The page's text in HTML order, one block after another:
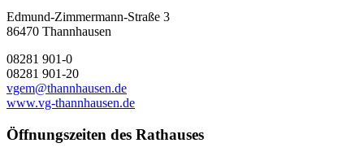
Edmund-Zimmermann-Straße 3
86470 Thannhausen
08281 901-0
08281 901-20
vgem@thannhausen.de
www.vg-thannhausen.de
Öffnungszeiten des Rathauses